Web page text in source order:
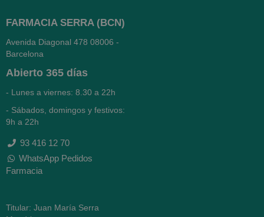
FARMACIA SERRA (BCN)
Avenida Diagonal 478 08006 -
Barcelona
Abierto 365 días
- Lunes a viernes: 8.30 a 22h
- Sábados, domingos y festivos:
9h a 22h
93 416 12 70
WhatsApp Pedidos
Farmacia
Titular: Juan María Serra